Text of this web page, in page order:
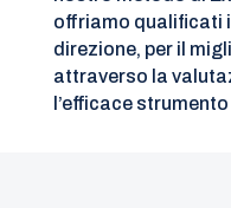
offriamo qualificati
direzione, per il
attraverso la
l’efficace